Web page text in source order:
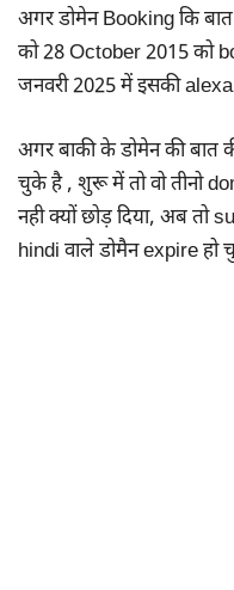
अगर डोमेन Booking कि
को 28 October 2015 को
जनवरी 2025 में इसकी
अगर बाकी के डोमेन की बात
चुके है , शुरू में तो वो तीनो
नही क्यों छोड़ दिया, अब
hindi वाले डोमैन expire हो